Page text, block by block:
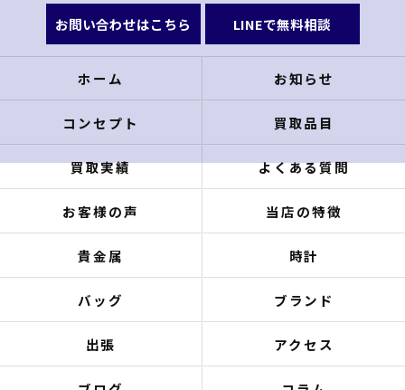
お問い合わせはこちら LINEで無料相談
ホーム お知らせ
コンセプト 買取品目
買取実績 よくある質問
お客様の声 当店の特徴
貴金属 時計
バッグ ブランド
出張 アクセス